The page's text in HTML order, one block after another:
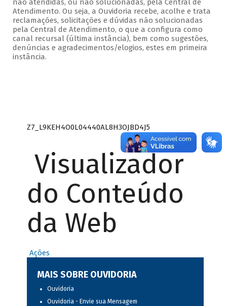
não atendidas, ou não solucionadas, pela Central de
Atendimento. Ou seja, a Ouvidoria recebe, acolhe e trata
reclamações, solicitações e dúvidas não solucionadas
pela Central de Atendimento, o que a configura como
canal recursal (última instância), bem como sugestões,
denúncias e agradecimentos/elogios, estes em primeira
instância.
Z7_L9KEH4O0L04440AL8H3OJBD4J5
Visualizador
do Conteúdo
da Web
Ações
MAIS SOBRE OUVIDORIA
Ouvidoria
Ouvidoria - Envie sua Mensagem